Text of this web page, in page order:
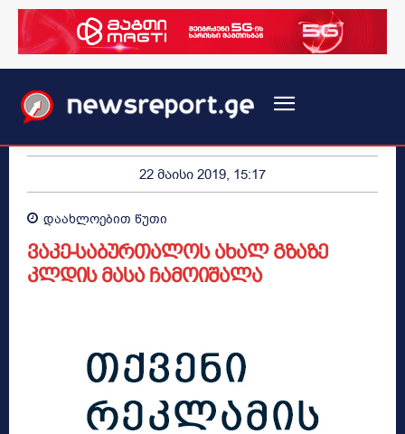
22 მაისი 2019, 15:17
დაახლოებით წუთი
ვაკე-საბურთალოს ახალ გზაზე
კლდის მასა ჩამოიშალა